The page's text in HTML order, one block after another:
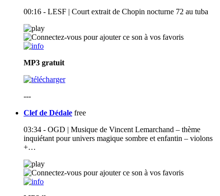
00:16 - LESF | Court extrait de Chopin nocturne 72 au tuba
MP3 gratuit
---
Clef de Dédale free
03:34 - OGD | Musique de Vincent Lemarchand – thème
inquiétant pour univers magique sombre et enfantin – violons
+…